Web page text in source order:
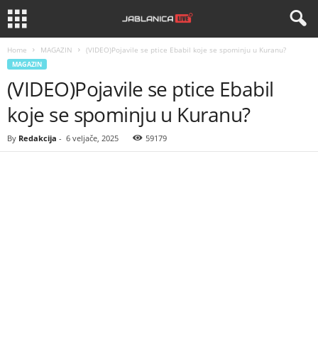
Home MAGAZIN (VIDEO)Pojavile se ptice Ebabil koje se spominju u Kuranu?
MAGAZIN
(VIDEO)Pojavile se ptice Ebabil
koje se spominju u Kuranu?
By Redakcija - 6 veljače, 2025 59179